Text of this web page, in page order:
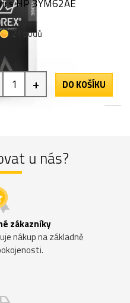
s HP 3YM62AE
21 bodů
+ DO KOŠÍKU
u nás?
zákazníky
nákup na základně